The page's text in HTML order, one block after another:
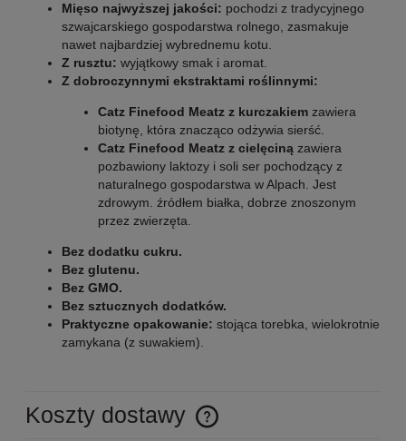
Mięso najwyższej jakości: pochodzi z tradycyjnego
szwajcarskiego gospodarstwa rolnego, zasmakuje
nawet najbardziej wybrednemu kotu.
Z rusztu: wyjątkowy smak i aromat.
Z dobroczynnymi ekstraktami roślinnymi:
Catz Finefood Meatz z kurczakiem zawiera
biotynę, która znacząco odżywia sierść.
Catz Finefood Meatz z cielęciną zawiera
pozbawiony laktozy i soli ser pochodzący z
naturalnego gospodarstwa w Alpach. Jest
zdrowym. źródłem białka, dobrze znoszonym
przez zwierzęta.
Bez dodatku cukru.
Bez glutenu.
Bez GMO.
Bez sztucznych dodatków.
Praktyczne opakowanie: stojąca torebka, wielokrotnie
zamykana (z suwakiem).
Koszty dostawy
Cena nie zawiera ewentualnych kosztów płatności